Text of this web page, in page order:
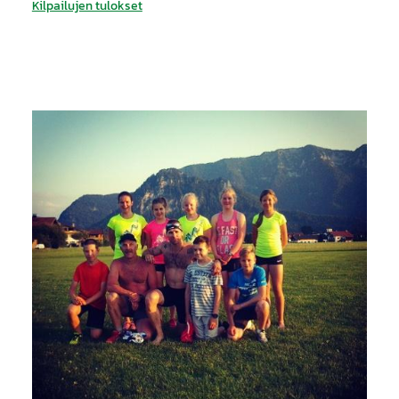
Kilpailujen tulokset